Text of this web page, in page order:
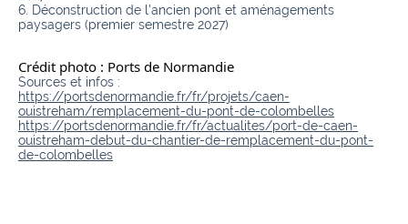
6. Déconstruction de l'ancien pont et aménagements
paysagers (premier semestre 2027)
Crédit photo : Ports de Normandie
Sources et infos :
https://portsdenormandie.fr/fr/projets/caen-
ouistreham/remplacement-du-pont-de-colombelles
https://portsdenormandie.fr/fr/actualites/port-de-caen-
ouistreham-debut-du-chantier-de-remplacement-du-pont-
de-colombelles